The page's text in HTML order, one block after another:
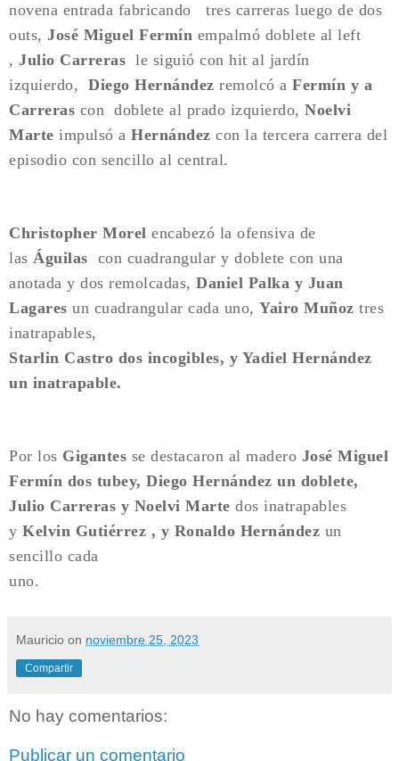
novena entrada fabricando tres carreras luego de dos
outs, José Miguel Fermín empalmó doblete al left
, Julio Carreras le siguió con hit al jardín
izquierdo, Diego Hernández remolcó a Fermín y a
Carreras con doblete al prado izquierdo, Noelvi
Marte impulsó a Hernández con la tercera carrera del
episodio con sencillo al central.
Christopher Morel encabezó la ofensiva de
las Águilas con cuadrangular y doblete con una
anotada y dos remolcadas, Daniel Palka y Juan
Lagares un cuadrangular cada uno, Yairo Muñoz tres
inatrapables,
Starlin Castro dos incogibles, y Yadiel Hernández
un inatrapable.
Por los Gigantes se destacaron al madero José Miguel
Fermín dos tubey, Diego Hernández un doblete,
Julio Carreras y Noelvi Marte dos inatrapables
y Kelvin Gutiérrez , y Ronaldo Hernández un
sencillo cada
uno.
Mauricio on noviembre 25, 2023
Compartir
No hay comentarios:
Publicar un comentario